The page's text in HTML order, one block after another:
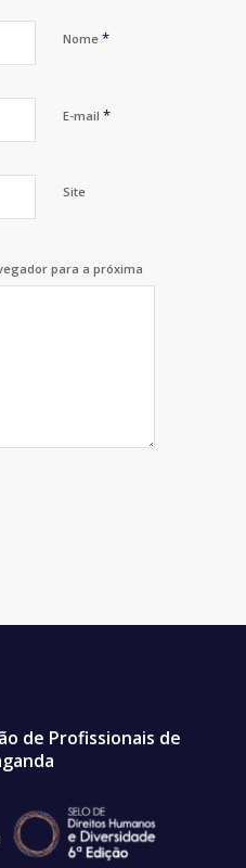
Nome *
E-mail *
Site
para a próxima
de Profissionais de